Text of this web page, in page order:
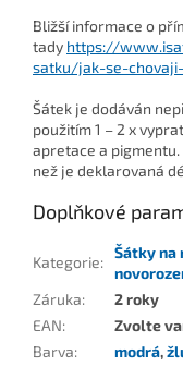
Bližší informace o
tady https://
satku/jak-se-
Šátek je dodáván
použitím 1 – 2 x
apretace a pigmentu.
než je deklarovaná
Doplňkové
Kategorie:
Šátky na
Záruka:
2 roky
EAN:
Zvolte
Barva: modrá,